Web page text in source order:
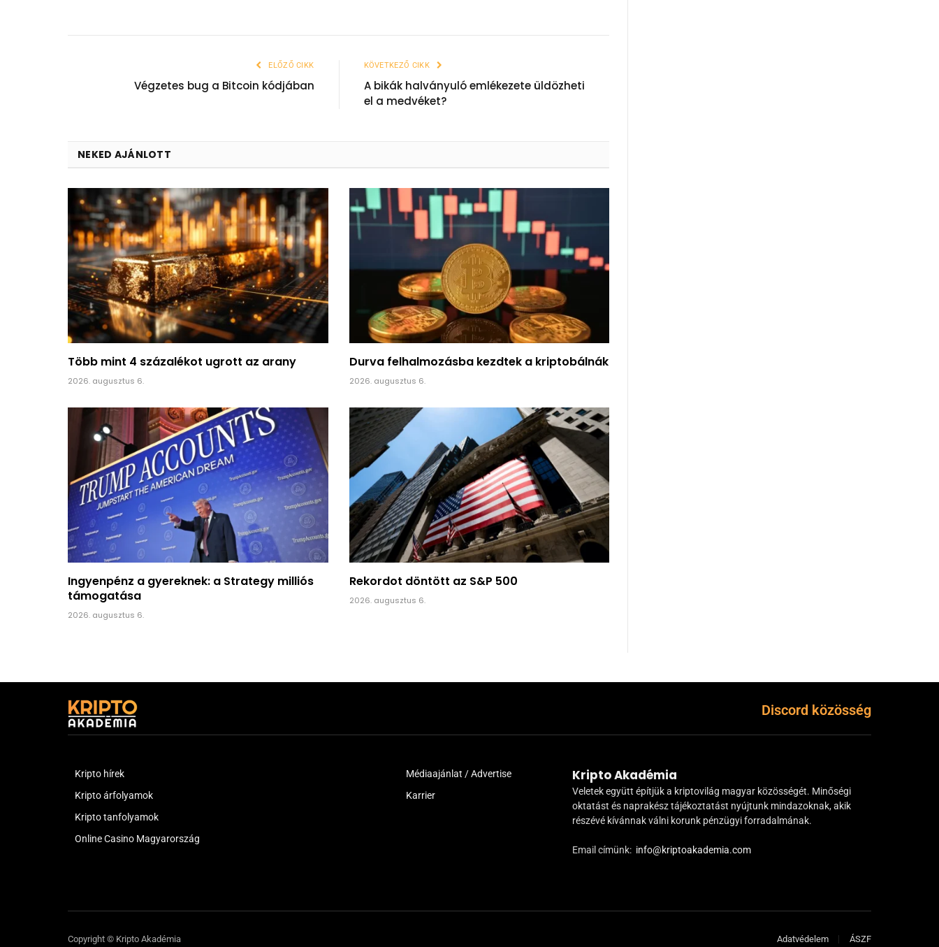
ELŐZŐ CIKK
Végzetes bug a Bitcoin kódjában
KÖVETKEZŐ CIKK
A bikák halványuló emlékezete üldözheti
el a medvéket?
NEKED AJÁNLOTT
Több mint 4 százalékot ugrott az arany
2026. augusztus 6.
Durva felhalmozásba kezdtek a kriptobálnák
2026. augusztus 6.
Ingyenpénz a gyereknek: a Strategy milliós
támogatása
2026. augusztus 6.
Rekordot döntött az S&P 500
2026. augusztus 6.
Discord közösség
Kripto hírek
Kripto árfolyamok
Kripto tanfolyamok
Online Casino Magyarország
Médiaajánlat / Advertise
Karrier
Kripto Akadémia
Veletek együtt építjük a kriptovilág magyar közösségét. Minőségi
oktatást és naprakész tájékoztatást nyújtunk mindazoknak, akik
részévé kívánnak válni korunk pénzügyi forradalmának.
Email címünk: info@kriptoakademia.com
Copyright © Kripto Akadémia Adatvédelem ÁSZF